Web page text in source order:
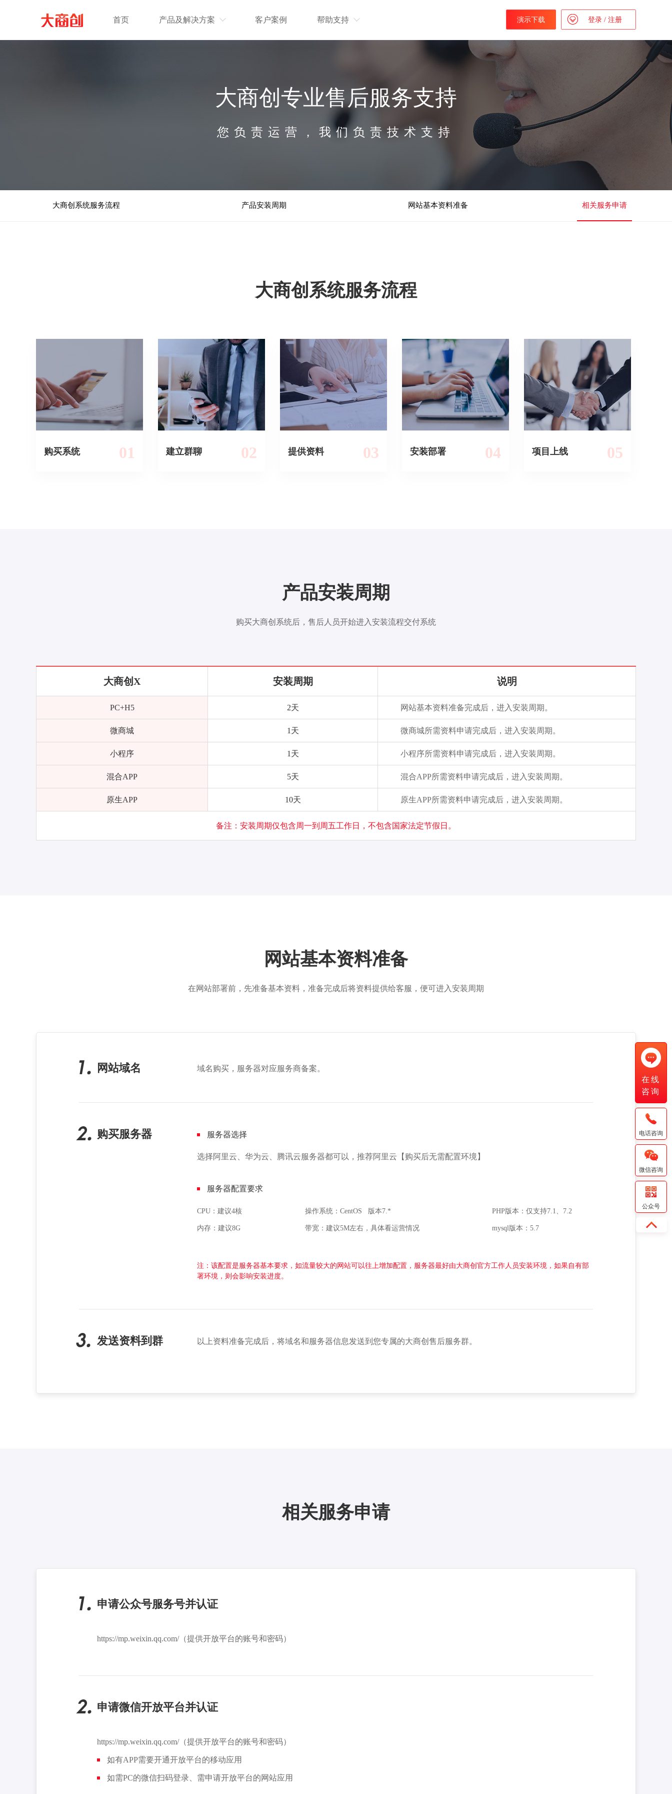
首页 产品及解决方案 客户案例 帮助支持 登录 /注册
演示下载
大商创专业售后服务支持
您负责运营，我们负责技术支持
大商创系统服务流程 产品安装周期 网站基本资料准备 相关服务申请
大商创系统服务流程
购买系统 01 建立群聊 02 提供资料 03 安装部署 04 项目上线 05
产品安装周期
购买大商创系统后，售后人员开始进入安装流程交付系统
大商创X 安装周期 说明
PC+H5 2天 网站基本资料准备完成后，进入安装周期。
微商城 1天 微商城所需资料申请完成后，进入安装周期。
小程序 1天 小程序所需资料申请完成后，进入安装周期。
混合APP 5天 混合APP所需资料申请完成后，进入安装周期。
原生APP 10天 原生APP所需资料申请完成后，进入安装周期。
备注：安装周期仅包含周一到周五工作日，不包含国家法定节假日。
网站基本资料准备
在网站部署前，先准备基本资料，准备完成后将资料提供给客服，便可进入安装周期
网站域名 域名购买，服务器对应服务商备案。
购买服务器 服务器选择
选择阿里云、华为云、腾讯云服务器都可以，推荐阿里云【购买后无需配置环境】
服务器配置要求
CPU：建议4核 操作系统：CentOS 版本7.* PHP版本：仅支持7.1、7.2
内存：建议8G 带宽：建议5M左右，具体看运营情况 mysql版本：5.7
注：该配置是服务器基本要求，如流量较大的网站可以往上增加配置，服务器最好由大商创官方工作人员安装环境，如果自有部
署环境，则会影响安装进度。
发送资料到群 以上资料准备完成后，将域名和服务器信息发送到您专属的大商创售后服务群。
相关服务申请
申请公众号服务号并认证
https://mp.weixin.qq.com/（提供开放平台的账号和密码）
申请微信开放平台并认证
https://mp.weixin.qq.com/（提供开放平台的账号和密码）
如有APP需要开通开放平台的移动应用
如需PC的微信扫码登录、需申请开放平台的网站应用
在线
咨询
电话咨询
微信咨询
公众号